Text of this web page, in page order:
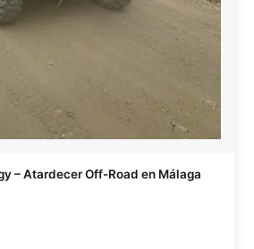
– Atardecer Off-Road en Málaga